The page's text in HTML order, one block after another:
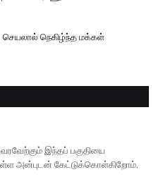
செயலால் நெகிழ்ந்த மக்கள்
இந்தப் பகுதியை
அன்புடன் கேட்டுக்கொள்கிறோம்.